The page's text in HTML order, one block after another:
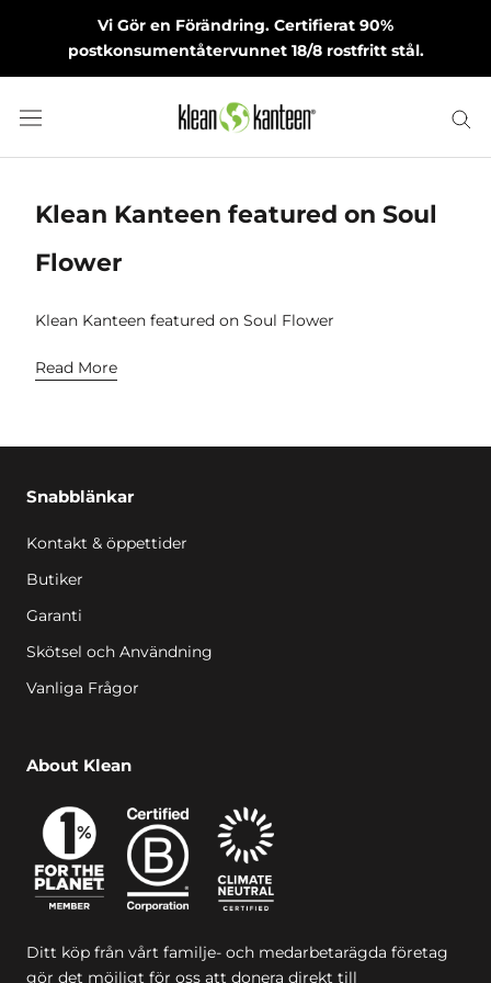
Vi Gör en Förändring. Certifierat 90%
postkonsumentåtervunnet 18/8 rostfritt stål.
Klean Kanteen featured on Soul
Flower
Klean Kanteen featured on Soul Flower
Read More
Snabblänkar
Kontakt & öppettider
Butiker
Garanti
Skötsel och Användning
Vanliga Frågor
About Klean
Ditt köp från vårt familje- och medarbetarägda företag
gör det möjligt för oss att donera direkt till